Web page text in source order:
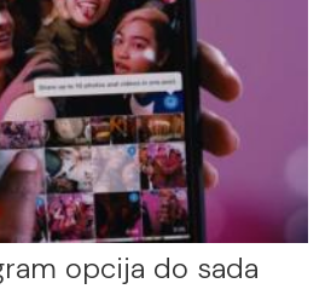
opcija do sada